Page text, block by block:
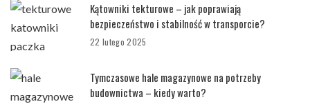
Kątowniki tekturowe – jak poprawiają
bezpieczeństwo i stabilność w transporcie?
22 lutego 2025
Tymczasowe hale magazynowe na potrzeby
budownictwa – kiedy warto?